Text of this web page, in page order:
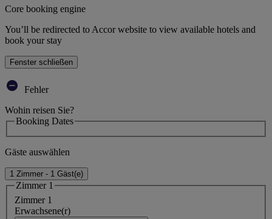
Core booking engine
You’ll be redirected to Accor website to view available hotels and
book your stay
Fenster schließen
Fehler
Wohin reisen Sie?
Booking Dates
Gäste auswählen
1 Zimmer - 1 Gäst(e)
Zimmer 1
Zimmer 1
Erwachsene(r)